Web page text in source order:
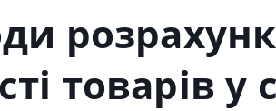
товарів у